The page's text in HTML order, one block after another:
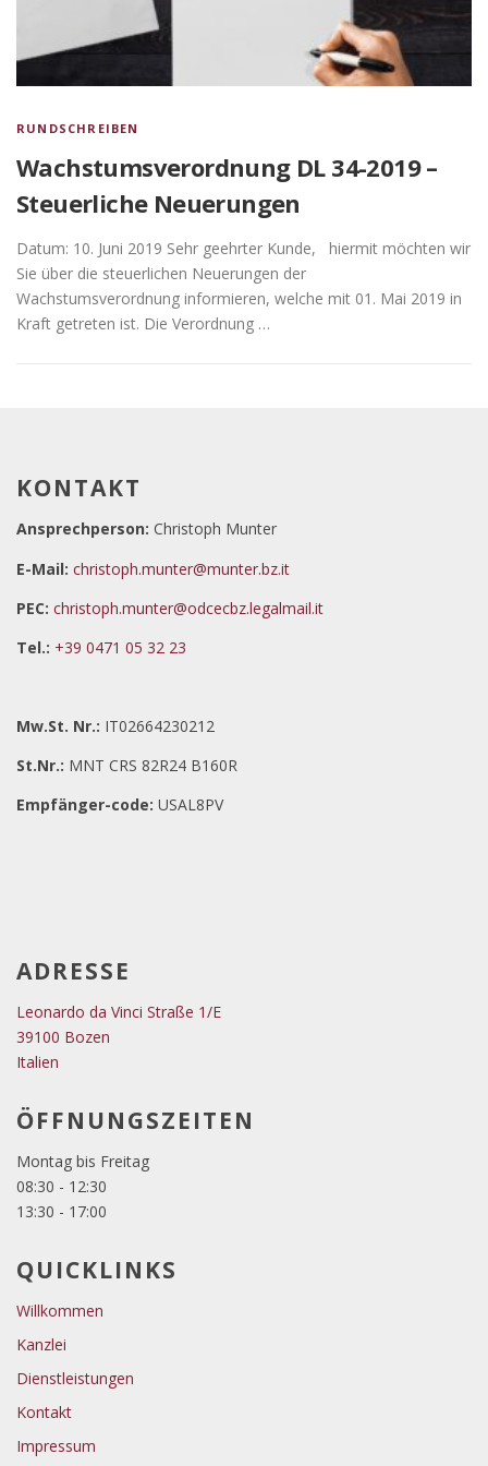
RUNDSCHREIBEN
Wachstumsverordnung DL 34-2019 –
Steuerliche Neuerungen
Datum: 10. Juni 2019 Sehr geehrter Kunde, hiermit möchten wir
Sie über die steuerlichen Neuerungen der
Wachstumsverordnung informieren, welche mit 01. Mai 2019 in
Kraft getreten ist. Die Verordnung …
KONTAKT
Ansprechperson: Christoph Munter
E-Mail: christoph.munter@munter.bz.it
PEC: christoph.munter@odcecbz.legalmail.it
Tel.: +39 0471 05 32 23
Mw.St. Nr.: IT02664230212
St.Nr.: MNT CRS 82R24 B160R
Empfänger-code: USAL8PV
ADRESSE
Leonardo da Vinci Straße 1/E
39100 Bozen
Italien
ÖFFNUNGSZEITEN
Montag bis Freitag
08:30 - 12:30
13:30 - 17:00
QUICKLINKS
Willkommen
Kanzlei
Dienstleistungen
Kontakt
Impressum